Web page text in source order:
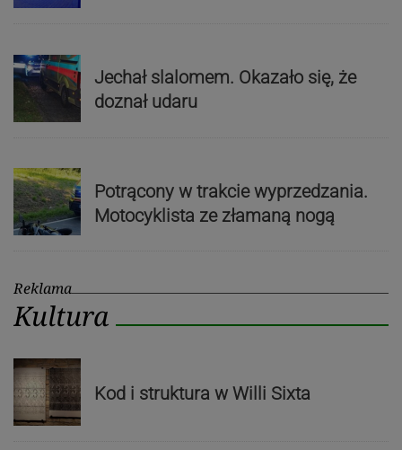
Jechał slalomem. Okazało się, że
doznał udaru
Potrącony w trakcie wyprzedzania.
Motocyklista ze złamaną nogą
Reklama
Kultura
Kod i struktura w Willi Sixta